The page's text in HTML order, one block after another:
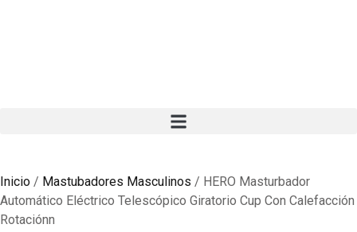
Inicio / Mastubadores Masculinos / HERO Masturbador
Automático Eléctrico Telescópico Giratorio Cup Con Calefacción
Rotaciónn